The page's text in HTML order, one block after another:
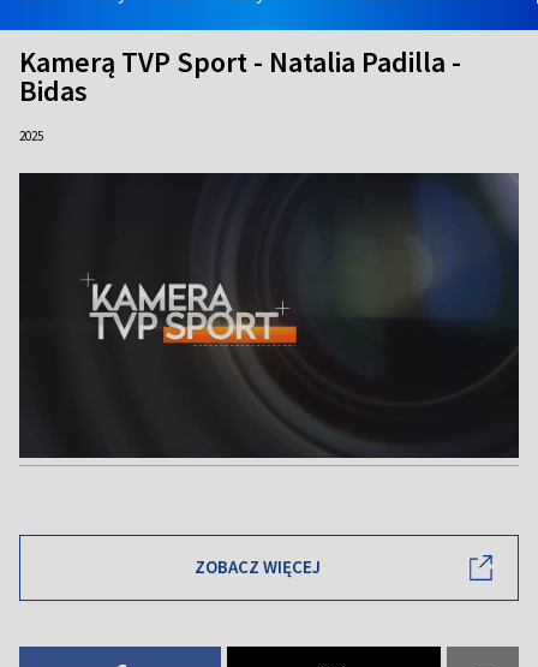
Kamerą TVP Sport - Natalia Padilla -
Bidas
2025
ZOBACZ WIĘCEJ